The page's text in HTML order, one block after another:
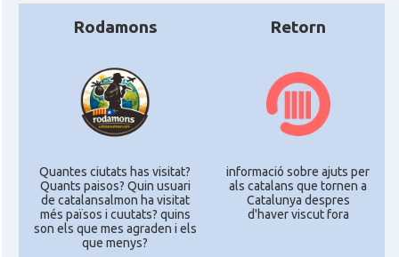
Rodamons
Quantes ciutats has visitat?
Quants paisos? Quin usuari
de catalansalmon ha visitat
més països i cuutats? quins
son els que mes agraden i els
que menys?
Retorn
informació sobre ajuts per
als catalans que tornen a
Catalunya despres
d'haver viscut fora